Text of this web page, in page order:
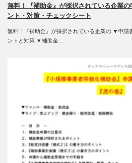
無料！『補助金』が採択されている企業
ント・対策・チェックシート
無料！『補助金』が採択されている企業の ▼申請
ントと対策 ▼補助金…